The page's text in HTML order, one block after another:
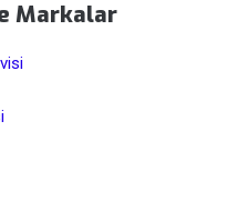
Markalar